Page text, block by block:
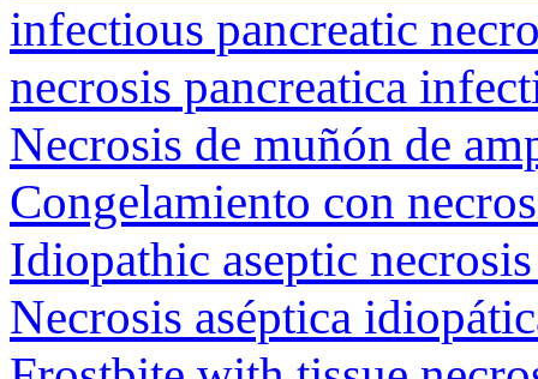
infectious pancreatic
necrosis pancreatica
Necrosis de muñón de
Congelamiento con
Idiopathic aseptic
Necrosis aséptica